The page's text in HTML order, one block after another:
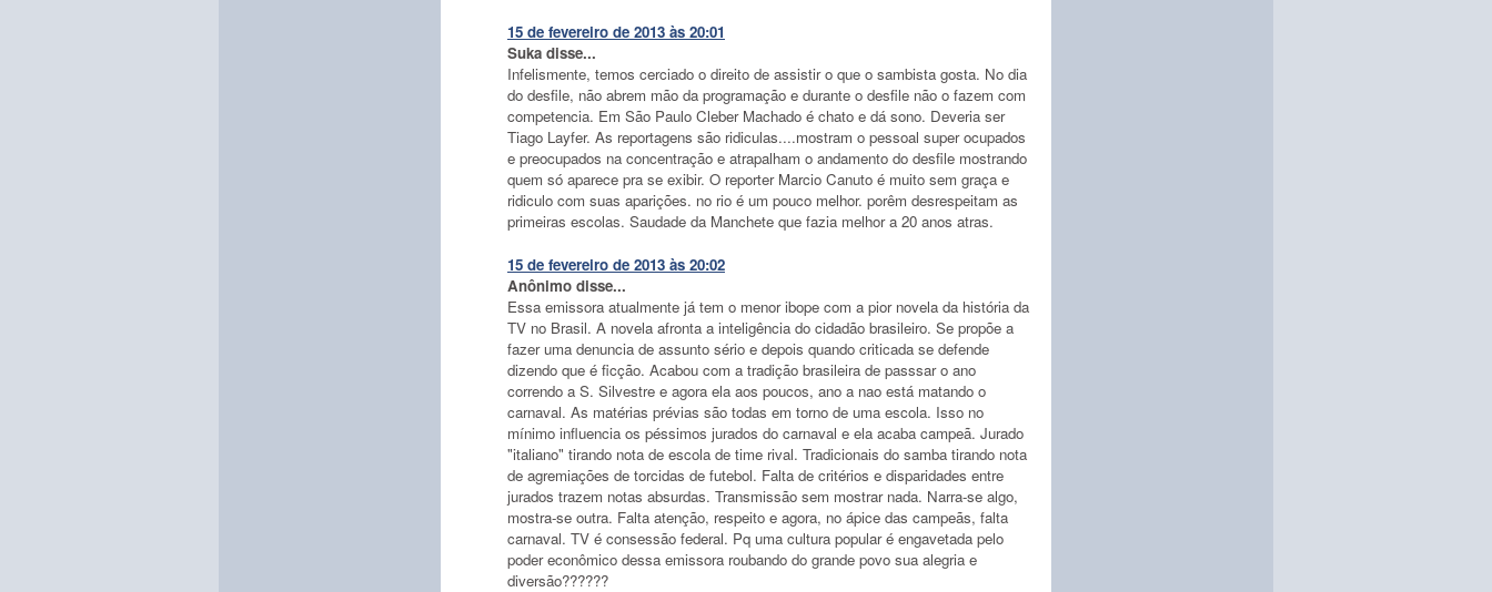
15 de fevereiro de 2013 às 20:01
Suka disse...
Infelismente, temos cerciado o direito de assistir o que o sambista gosta. No dia
do desfile, não abrem mão da programação e durante o desfile não o fazem com
competencia. Em São Paulo Cleber Machado é chato e dá sono. Deveria ser
Tiago Layfer. As reportagens são ridiculas....mostram o pessoal super ocupados
e preocupados na concentração e atrapalham o andamento do desfile mostrando
quem só aparece pra se exibir. O reporter Marcio Canuto é muito sem graça e
ridiculo com suas aparições. no rio é um pouco melhor. porêm desrespeitam as
primeiras escolas. Saudade da Manchete que fazia melhor a 20 anos atras.
15 de fevereiro de 2013 às 20:02
Anônimo disse...
Essa emissora atualmente já tem o menor ibope com a pior novela da história da
TV no Brasil. A novela afronta a inteligência do cidadão brasileiro. Se propõe a
fazer uma denuncia de assunto sério e depois quando criticada se defende
dizendo que é ficção. Acabou com a tradição brasileira de passsar o ano
correndo a S. Silvestre e agora ela aos poucos, ano a nao está matando o
carnaval. As matérias prévias são todas em torno de uma escola. Isso no
mínimo influencia os péssimos jurados do carnaval e ela acaba campeã. Jurado
"italiano" tirando nota de escola de time rival. Tradicionais do samba tirando nota
de agremiações de torcidas de futebol. Falta de critérios e disparidades entre
jurados trazem notas absurdas. Transmissão sem mostrar nada. Narra-se algo,
mostra-se outra. Falta atenção, respeito e agora, no ápice das campeãs, falta
carnaval. TV é consessão federal. Pq uma cultura popular é engavetada pelo
poder econômico dessa emissora roubando do grande povo sua alegria e
diversão??????